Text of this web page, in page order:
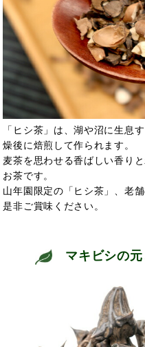
「ヒシ茶」は、湖や沼に生息
燥後に焙煎して作られます。
麦茶を思わせる香ばしい香り
お茶です。
山年園限定の「ヒシ茶」、老
是非ご賞味ください。
マキビシの元